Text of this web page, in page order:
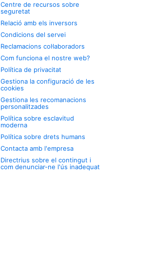
Centre de recursos sobre
seguretat
Relació amb els inversors
Condicions del servei
Reclamacions col·laboradors
Com funciona el nostre web?
Política de privacitat
Gestiona la configuració de les
cookies
Gestiona les recomanacions
personalitzades
Política sobre esclavitud
moderna
Política sobre drets humans
Contacta amb l'empresa
Directrius sobre el contingut i
com denunciar-ne l'ús inadequat